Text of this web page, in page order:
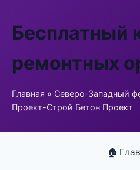
Бесплатный
ремонтных
Главная » Северо-Западный
Проект-Строй Бетон Проект
🏠